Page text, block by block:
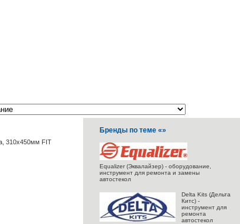
310x450мм FIT
Бренды по теме «»
Equalizer (Эквалайзер) - оборудование,
инструмент для ремонта и замены
автостекол
Delta Kits (Дельта
Китс) -
инструмент для
ремонта
автостекол